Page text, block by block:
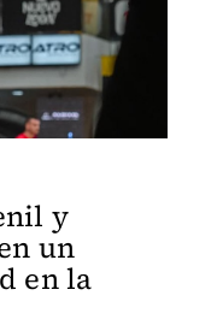
y
un
en la